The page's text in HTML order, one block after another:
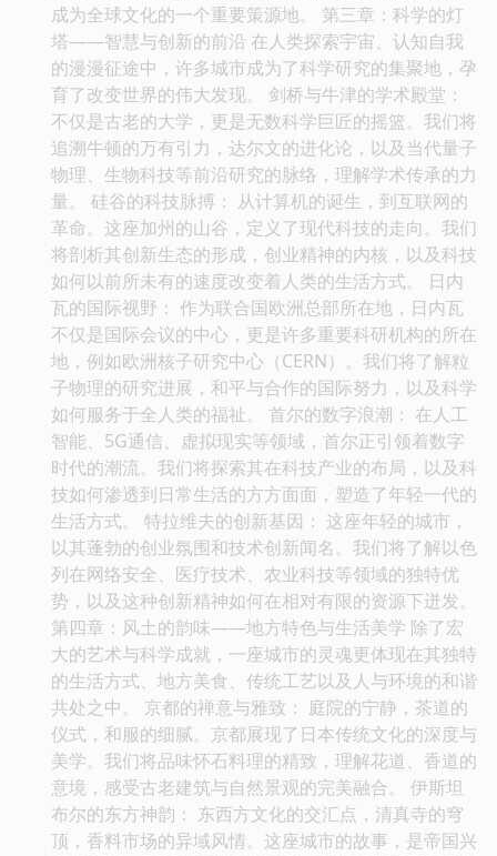
成为全球文化的一个重要策源地。 第三章：科学的灯
塔——智慧与创新的前沿 在人类探索宇宙、认知自我
的漫漫征途中，许多城市成为了科学研究的集聚地，孕
育了改变世界的伟大发现。 剑桥与牛津的学术殿堂：
不仅是古老的大学，更是无数科学巨匠的摇篮。我们将
追溯牛顿的万有引力，达尔文的进化论，以及当代量子
物理、生物科技等前沿研究的脉络，理解学术传承的力
量。 硅谷的科技脉搏： 从计算机的诞生，到互联网的
革命。这座加州的山谷，定义了现代科技的走向。我们
将剖析其创新生态的形成，创业精神的内核，以及科技
如何以前所未有的速度改变着人类的生活方式。 日内
瓦的国际视野： 作为联合国欧洲总部所在地，日内瓦
不仅是国际会议的中心，更是许多重要科研机构的所在
地，例如欧洲核子研究中心（CERN）。我们将了解粒
子物理的研究进展，和平与合作的国际努力，以及科学
如何服务于全人类的福祉。 首尔的数字浪潮： 在人工
智能、5G通信、虚拟现实等领域，首尔正引领着数字
时代的潮流。我们将探索其在科技产业的布局，以及科
技如何渗透到日常生活的方方面面，塑造了年轻一代的
生活方式。 特拉维夫的创新基因： 这座年轻的城市，
以其蓬勃的创业氛围和技术创新闻名。我们将了解以色
列在网络安全、医疗技术、农业科技等领域的独特优
势，以及这种创新精神如何在相对有限的资源下迸发。
第四章：风土的韵味——地方特色与生活美学 除了宏
大的艺术与科学成就，一座城市的灵魂更体现在其独特
的生活方式、地方美食、传统工艺以及人与环境的和谐
共处之中。 京都的禅意与雅致： 庭院的宁静，茶道的
仪式，和服的细腻。京都展现了日本传统文化的深度与
美学。我们将品味怀石料理的精致，理解花道、香道的
意境，感受古老建筑与自然景观的完美融合。 伊斯坦
布尔的东方神韵： 东西方文化的交汇点，清真寺的穹
顶，香料市场的异域风情。这座城市的故事，是帝国兴